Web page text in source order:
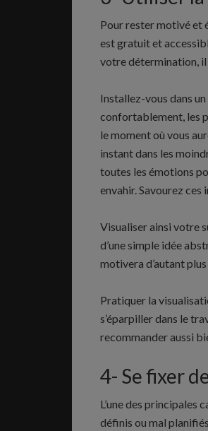
Pour rester motivé et
est gratuit et
votre détermination,
Installez-vous dans
confortablement, les
le moment où vous
instant dans les
toutes les émotions
envahir. Savourez ces
Visualiser ainsi votre
d’une simple idée
motivera d’autant
Pratiquer la
s’éparpiller dans le
recommander aussi
4- Se fixer
L’une des principales
définis ou mal